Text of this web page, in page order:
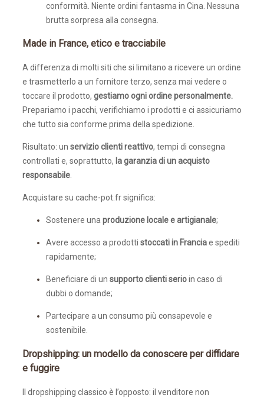
conformità. Niente ordini fantasma in Cina. Nessuna
brutta sorpresa alla consegna.
Made in France, etico e tracciabile
A differenza di molti siti che si limitano a ricevere un ordine
e trasmetterlo a un fornitore terzo, senza mai vedere o
toccare il prodotto, gestiamo ogni ordine personalmente.
Prepariamo i pacchi, verifichiamo i prodotti e ci assicuriamo
che tutto sia conforme prima della spedizione.
Risultato: un servizio clienti reattivo, tempi di consegna
controllati e, soprattutto, la garanzia di un acquisto
responsabile.
Acquistare su cache-pot.fr significa:
Sostenere unaproduzione locale e artigianale;
Avere accesso a prodotti stoccati in Franciae spediti
rapidamente;
Beneficiare di un supporto clienti serioin caso di
dubbi o domande;
Partecipare a un consumo più consapevole e
sostenibile.
Dropshipping: un modello da conoscere per diffidare
e fuggire
Il dropshipping classico è l’opposto: il venditore non